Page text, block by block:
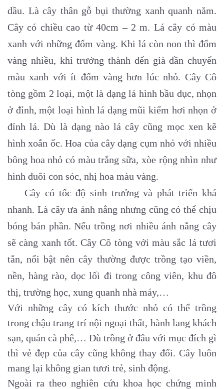
dầu. Là cây thân gỗ bụi thường xanh quanh năm.
Cây có chiều cao từ 40cm – 2 m. Lá cây có màu
xanh với những đốm vàng. Khi lá còn non thì đốm
vàng nhiều, khi trưởng thành đến già dần chuyển
màu xanh với ít đốm vàng hơn lúc nhỏ. Cây Cô
tòng gồm 2 loại, một là dạng lá hình bầu dục, nhọn
ở đỉnh, một loại hình lá dạng mũi kiếm hơi nhọn ở
đỉnh lá. Dù là dạng nào lá cây cũng mọc xen kẽ
hình xoắn ốc. Hoa của cây dạng cụm nhỏ với nhiều
bông hoa nhỏ có màu trắng sữa, xòe rộng nhìn như
hình đuôi con sóc, nhị hoa màu vàng.
Cây có tốc độ sinh trưởng và phát triển khá
nhanh. Là cây ưa ánh nắng nhưng cũng có thể chịu
bóng bán phần. Nếu trồng nơi nhiều ánh nắng cây
sẽ càng xanh tốt. Cây Cô tòng với màu sắc lá tươi
tắn, nổi bật nên cây thường được trồng tạo viền,
nền, hàng rào, dọc lối đi trong công viên, khu đô
thị, trường học, xung quanh nhà máy,…
Với những cây có kích thước nhỏ có thể trồng
trong chậu trang trí nội ngoại thất, hành lang khách
sạn, quán cà phê,… Dù trồng ở đâu với mục đích gì
thì vẻ đẹp của cây cũng không thay đổi. Cây luôn
mang lại không gian tươi trẻ, sinh động.
Ngoài ra theo nghiên cứu khoa học chứng minh